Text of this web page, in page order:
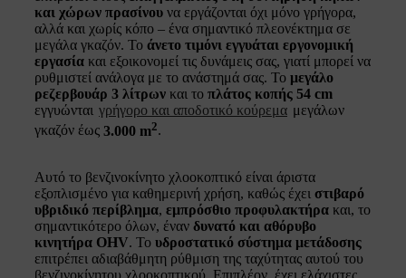
και χώρων πρασίνου να εργάζονται όχι μόνο γρήγορα,
αλλά και χωρίς κόπο – ένα σημαντικό πλεονέκτημα σε
μεγάλα γκαζόν. Το άνετο τιμόνι εγγυάται εργονομική
εργασία και εξοικονομεί τις δυνάμεις σας, γιατί μπορεί να
ρυθμιστεί ανάλογα με το ανάστημά σας. Το μεγάλο
ρεζερβουάρ 3 λίτρων και το πλάτος κοπής 54 cm
εγγυώνται γρήγορο και αποδοτικό κούρεμα μεγάλων
γκαζόν έως 3.000 m2.
Αυτό το βενζινοκίνητο χλοοκοπτικό είναι άριστα
εξοπλισμένο για καθημερινή χρήση, καθώς έχει στιβαρό
υβριδικό περίβλημα, εμπρόσθιο προφυλακτήρα και, το
σημαντικότερο όλων, έναν δυνατό και αθόρυβο
κινητήρα OHV. Το υδροστατικό σύστημα μετάδοσης
επιτρέπει αδιαβάθμητη ρύθμιση της ταχύτητας αυτού του
βενζινοκίνητου χλοοκοπτικού. Επιπλέον, έχει ελάχιστες